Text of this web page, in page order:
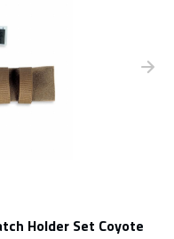
Holder Set Coyote